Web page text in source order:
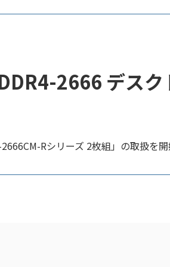
2666 デスク
Rシリーズ 2枚組」の取扱を開